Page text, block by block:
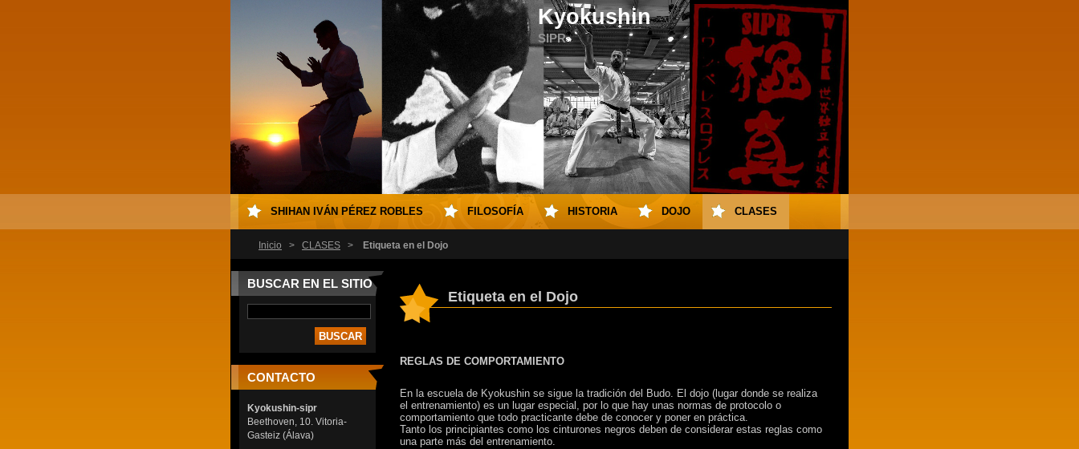
Kyokushin
SIPR
Inicio > CLASES > Etiqueta en el Dojo
BUSCAR EN EL SITIO
CONTACTO
Kyokushin-sipr
Beethoven, 10. Vitoria-
Gasteiz (Álava)
Etiqueta en el Dojo
REGLAS DE COMPORTAMIENTO
En la escuela de Kyokushin se sigue la tradición del Budo. El dojo (lugar donde se realiza
el entrenamiento) es un lugar especial, por lo que hay unas normas de protocolo o
comportamiento que todo practicante debe de conocer y poner en práctica.
Tanto los principiantes como los cinturones negros deben de considerar estas reglas como
una parte más del entrenamiento.
SHIHAN IVÁN PÉREZ ROBLES FILOSOFÍA HISTORIA DOJO CLASES